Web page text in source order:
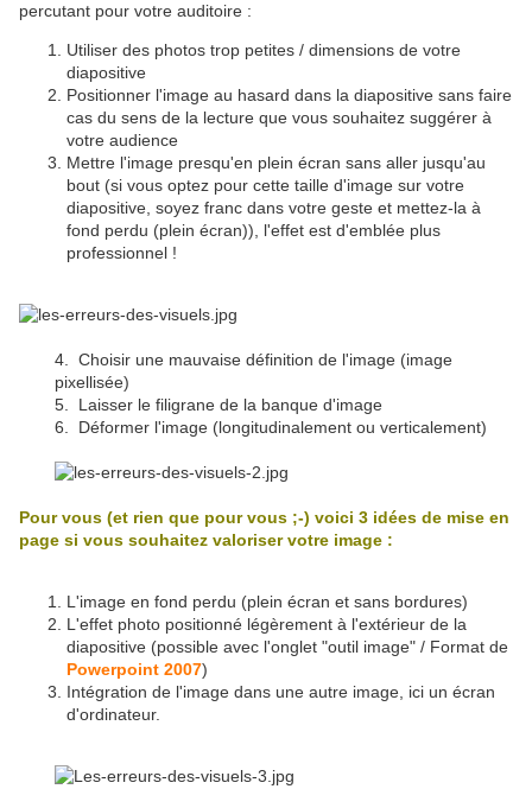
percutant pour votre auditoire :
Utiliser des photos trop petites / dimensions de votre
diapositive
Positionner l'image au hasard dans la diapositive sans faire
cas du sens de la lecture que vous souhaitez suggérer à
votre audience
Mettre l'image presqu'en plein écran sans aller jusqu'au
bout (si vous optez pour cette taille d'image sur votre
diapositive, soyez franc dans votre geste et mettez-la à
fond perdu (plein écran)), l'effet est d'emblée plus
professionnel !
4. Choisir une mauvaise définition de l'image (image
pixellisée)
5. Laisser le filigrane de la banque d'image
6. Déformer l'image (longitudinalement ou verticalement)
Pour vous (et rien que pour vous ;-) voici 3 idées de mise en
page si vous souhaitez valoriser votre image :
L'image en fond perdu (plein écran et sans bordures)
L'effet photo positionné légèrement à l'extérieur de la
diapositive (possible avec l'onglet "outil image" / Format de
Powerpoint 2007)
Intégration de l'image dans une autre image, ici un écran
d'ordinateur.